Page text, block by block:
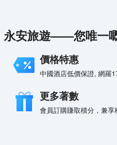
永安旅遊——您唯一
價格特惠
中國酒店低價保證, 網羅
更多著數
會員訂購賺取積分，兼享